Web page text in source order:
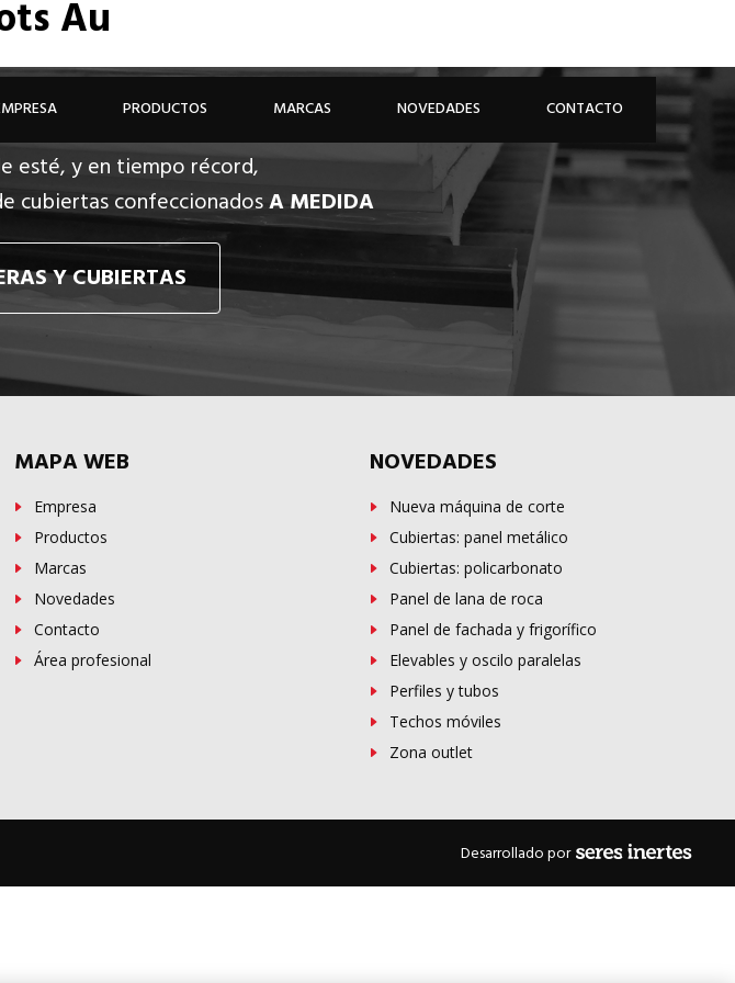
PRODUCTOS MARCAS NOVEDADES CONTACTO
Au
esté, y en tiempo récord,
cubiertas confeccionadosA MEDIDA
Y CUBIERTAS
MAPA WEB
Empresa
Productos
Marcas
Novedades
Contacto
Área profesional
NOVEDADES
Nueva máquina de corte
Cubiertas: panel metálico
Cubiertas: policarbonato
Panel de lana de roca
Panel de fachada y frigorífico
Elevables y oscilo paralelas
Perfiles y tubos
Techos móviles
Zona outlet
Desarrollado por